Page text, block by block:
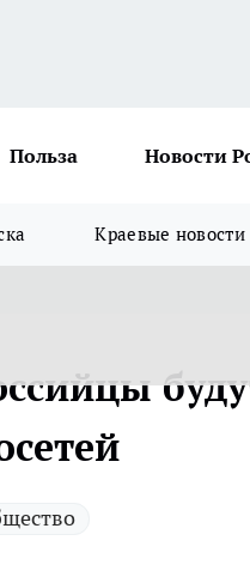
Польза Новости
Краевые новости